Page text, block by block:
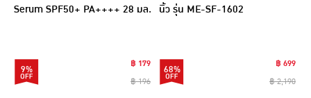
Serum SPF50+ PA++++ 28 มล.
9%
฿ 179
฿ 196
นิ้ว รุ่น ME-SF-1602
68%
฿ 699
฿ 2,190